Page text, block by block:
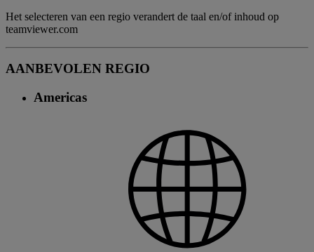
Het selecteren van een regio verandert de taal en/of inhoud op
teamviewer.com
AANBEVOLEN REGIO
Americas